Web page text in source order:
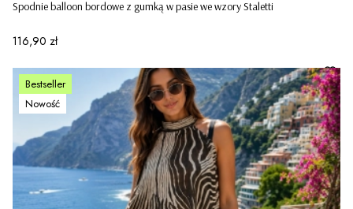
Spodnie balloon bordowe z gumką w pasie we wzory Staletti
Cena
116,90 zł
Bestseller
Nowość